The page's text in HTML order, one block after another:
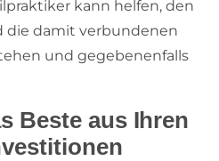
kann helfen, den
die damit verbundenen
und gegebenenfalls
Beste aus Ihren